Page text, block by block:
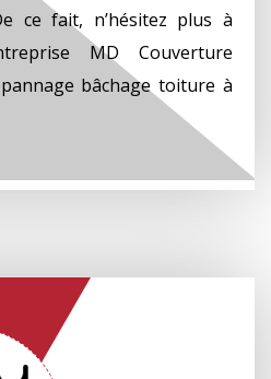
ce fait, n’hésitez plus à
MD Couverture
bâchage toiture à